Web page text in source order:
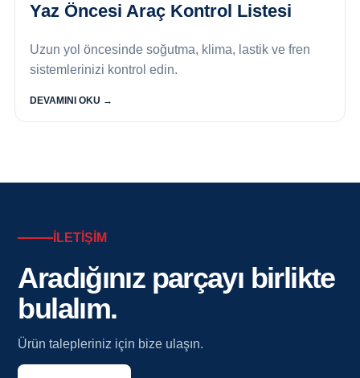
Yaz Öncesi Araç Kontrol Listesi
Uzun yol öncesinde soğutma, klima, lastik ve fren
sistemlerinizi kontrol edin.
DEVAMINI OKU →
İLETİŞİM
Aradığınız parçayı birlikte
bulalım.
Ürün talepleriniz için bize ulaşın.